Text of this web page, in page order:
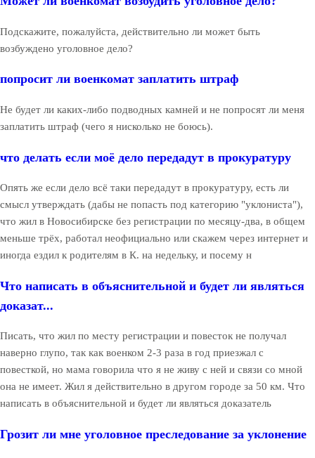
Подскажите, пожалуйста, действительно ли может быть
возбуждено уголовное дело?
попросит ли военкомат заплатить штраф
Не будет ли каких-либо подводных камней и не попросят ли меня
заплатить штраф (чего я нисколько не боюсь).
что делать если моё дело передадут в прокуратуру
Опять же если дело всё таки передадут в прокуратуру, есть ли
смысл утверждать (дабы не попасть под категорию "уклониста"),
что жил в Новосибирске без регистрации по месяцу-два, в общем
меньше трёх, работал неофициально или скажем через интернет и
иногда ездил к родителям в К. на недельку, и посему н
Что написать в объяснительной и будет ли являться
доказат...
Писать, что жил по месту регистрации и повесток не получал
наверно глупо, так как военком 2-3 раза в год приезжал с
повесткой, но мама говорила что я не живу с ней и связи со мной
она не имеет. Жил я действительно в другом городе за 50 км. Что
написать в объяснительной и будет ли являться доказатель
Грозит ли мне уголовное преследование за уклонение